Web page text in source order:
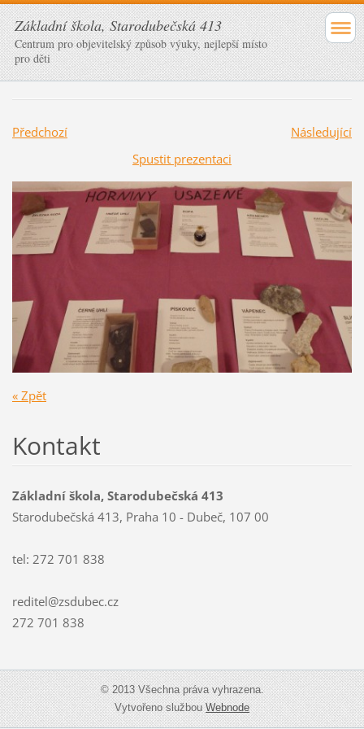
Základní škola, Starodubečská 413
Centrum pro objevitelský způsob výuky, nejlepší místo
pro děti
Předchozí
Následující
Spustit prezentaci
« Zpět
Kontakt
Základní škola, Starodubečská 413
Starodubečská 413, Praha 10 - Dubeč, 107 00
tel: 272 701 838
reditel@zsdubec.cz
272 701 838
© 2013 Všechna práva vyhrazena.
Vytvořeno službouWebnode